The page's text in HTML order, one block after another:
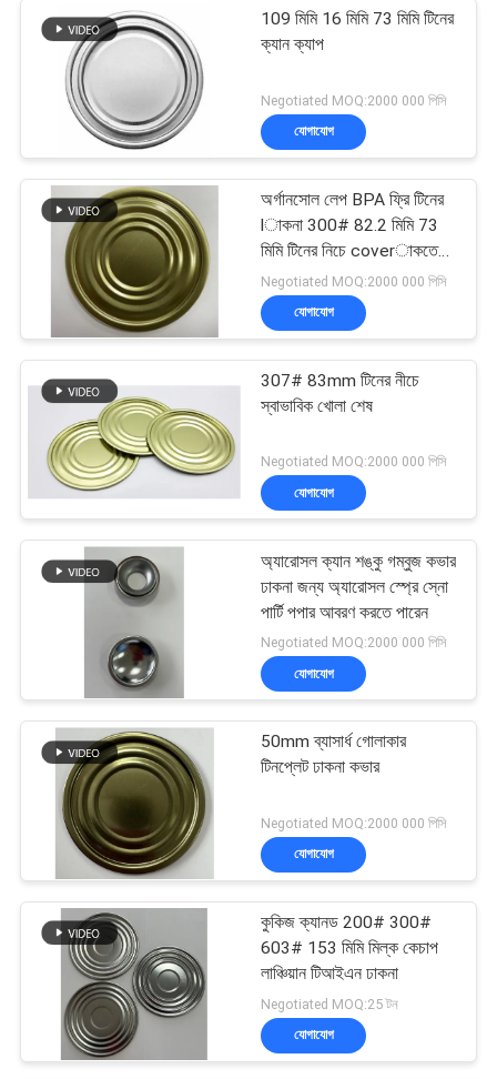
109 মিমি 16 মিমি 73 মিমি টিনের
ক্যান ক্যাপ
Negotiated MOQ:2000 000 পিসি
যোগাযোগ
অর্গানসোল লেপ BPA ফ্রি টিনের
lাকনা 300# 82.2 মিমি 73
মিমি টিনের নিচে coverাকতে
পারে
Negotiated MOQ:2000 000 পিসি
যোগাযোগ
307# 83mm টিনের নীচে
স্বাভাবিক খোলা শেষ
Negotiated MOQ:2000 000 পিসি
যোগাযোগ
অ্যারোসল ক্যান শঙ্কু গম্বুজ কভার
ঢাকনা জন্য অ্যারোসল স্প্রে স্নো
পার্টি পপার আবরণ করতে পারেন
Negotiated MOQ:2000 000 পিসি
যোগাযোগ
50mm ব্যাসার্ধ গোলাকার
টিনপ্লেট ঢাকনা কভার
Negotiated MOQ:2000 000 পিসি
যোগাযোগ
কুকিজ ক্যানড 200# 300#
603# 153 মিমি মিল্ক কেচাপ
লাঞ্চিয়ান টিআইএন ঢাকনা
Negotiated MOQ:25 টন
যোগাযোগ